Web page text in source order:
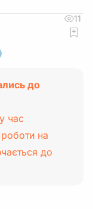
11
до
час
роботи на
до